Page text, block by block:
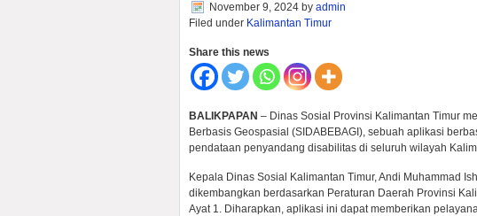
November 9, 2024 by admin
Filed under Kalimantan Timur
Share this news
BALIKPAPAN – Dinas Sosial Provinsi Kalimantan Timur
Berbasis Geospasial (SIDABEBAGI), sebuah aplikasi
pendataan penyandang disabilitas di seluruh wilayah
Kepala Dinas Sosial Kalimantan Timur, Andi Muhammad
dikembangkan berdasarkan Peraturan Daerah Provinsi
Ayat 1. Diharapkan, aplikasi ini dapat memberikan